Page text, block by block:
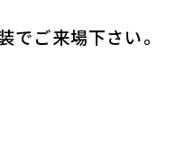
でご来場下さい。